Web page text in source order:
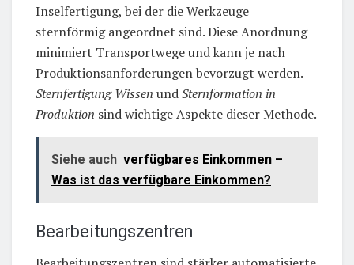
Inselfertigung, bei der die Werkzeuge
sternförmig angeordnet sind. Diese Anordnung
minimiert Transportwege und kann je nach
Produktionsanforderungen bevorzugt werden.
Sternfertigung Wissen undSternformation in
Produktion sind wichtige Aspekte dieser Methode.
Siehe auch verfügbares Einkommen –
Was ist das verfügbare Einkommen?
Bearbeitungszentren